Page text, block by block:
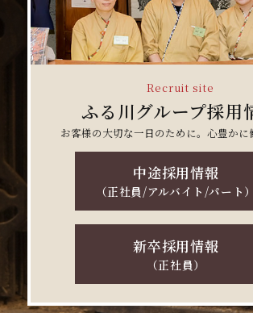
Recruit site
ふる川グループ採用
お客様の大切な一日のために。心豊かに
中途採用情報
（正社員/アルバイト/パート）
新卒採用情報
（正社員）